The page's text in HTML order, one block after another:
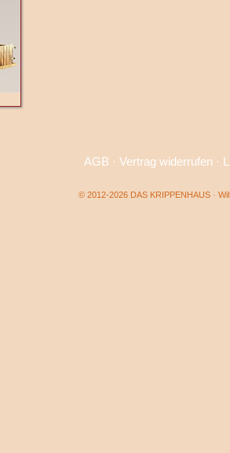
AGB · Vertrag widerrufen·
© 2012-2026 DAS KRIPPENHAUS ·